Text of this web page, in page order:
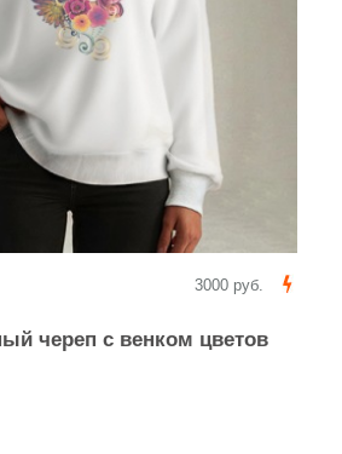
3000 руб.
череп с венком цветов